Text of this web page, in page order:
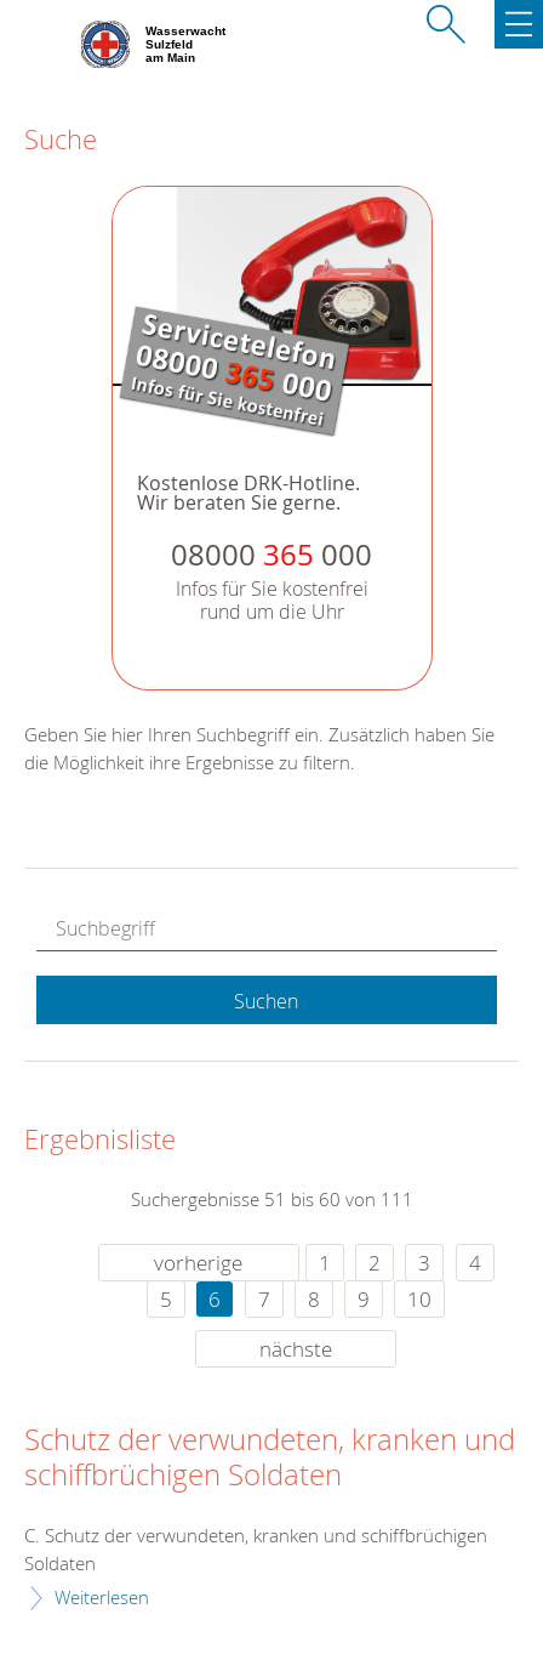
Wasserwacht
Sulzfeld
am Main
Suche
Kostenlose DRK-Hotline.
Wir beraten Sie gerne.
08000 365 000
Infos für Sie kostenfrei
rund um die Uhr
Geben Sie hier Ihren Suchbegriff ein. Zusätzlich haben Sie
die Möglichkeit ihre Ergebnisse zu filtern.
Suchen
Ergebnisliste
Suchergebnisse 51 bis 60 von 111
vorherige 1 2 3
4
5
6 7 8 9
10
nächste
Schutz der verwundeten, kranken und
schiffbrüchigen Soldaten
C. Schutz der verwundeten, kranken und schiffbrüchigen
Soldaten
Weiterlesen